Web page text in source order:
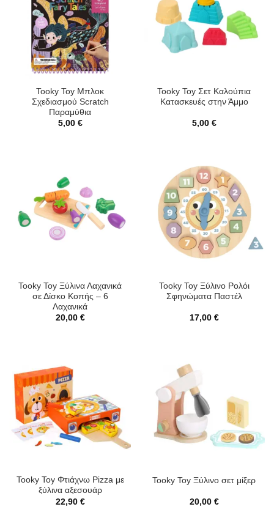
Tooky Toy Μπλοκ
Σχεδιασμού Scratch
Παραμύθια
5,00 €
Tooky Toy Σετ Καλούπια
Κατασκευές στην Άμμο
5,00 €
Tooky Toy Ξύλινα Λαχανικά
σε Δίσκο Κοπής – 6
Λαχανικά
20,00 €
Tooky Toy Ξύλινο Ρολόι
Σφηνώματα Παστέλ
17,00 €
Tooky Toy Φτιάχνω Pizza με
ξύλινα αξεσουάρ
22,90 €
Tooky Toy Ξύλινο σετ μίξερ
20,00 €